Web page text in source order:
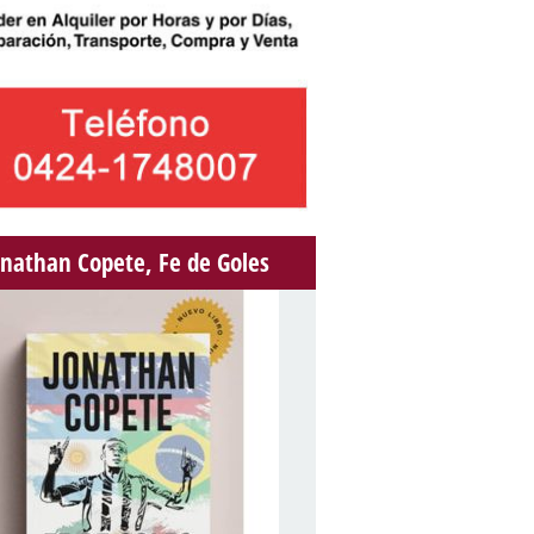
Copete, Fe de Goles